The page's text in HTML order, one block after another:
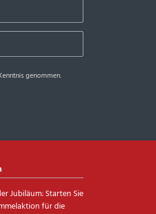
genommen.
Jubiläum: Starten Sie
für die